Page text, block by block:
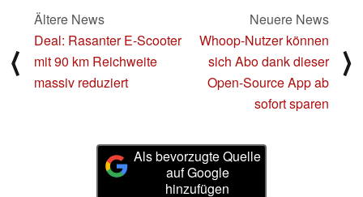
⟨
Ältere News
Deal: Rasanter E-Scooter
mit 90 km Reichweite
massiv reduziert
Neuere News
Whoop-Nutzer können
sich Abo dank dieser
Open-Source App ab
sofort sparen
⟩
Als bevorzugte Quelle
auf Google
hinzufügen